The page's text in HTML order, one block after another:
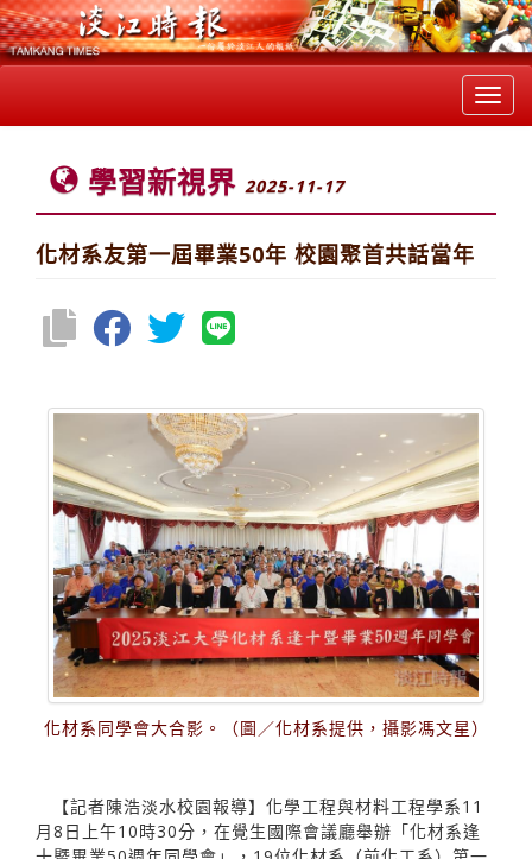
學習新視界 2025-11-17
化材系友第一屆畢業50年 校園聚首共話當年
化材系同學會大合影。（圖／化材系提供，攝影馮文星）
【記者陳浩淡水校園報導】化學工程與材料工程學系11
月8日上午10時30分，在覺生國際會議廳舉辦「化材系逢